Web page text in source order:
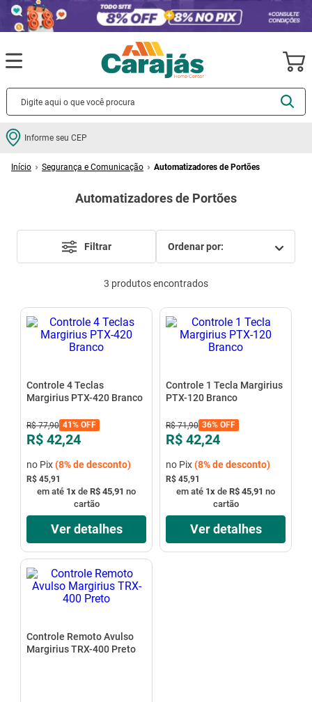
Informe seu CEP
Segurança e Comunicação Automatizadores de Portões
Automatizadores de Portões
Filtrar ordenar por
3 produtos
Controle 4 Teclas
Margirius PTX-420 Branco
R$ 77,90 41%OFF
R$ 42,24
no Pix(8%de desconto)
R$ 45,91
em até 1x de R$ 45,91 no
cartão
Ver detalhes
Controle 1 Tecla Margirius
PTX-120 Branco
R$ 71,90 36%OFF
R$ 42,24
no Pix(8%de desconto)
R$ 45,91
em até 1x de R$ 45,91 no
cartão
Ver detalhes
Controle Remoto Avulso
Margirius TRX-400 Preto
Termos mais buscados
porta
6º vaso sanitário
8º cadeira
º mesa
ar condicionado